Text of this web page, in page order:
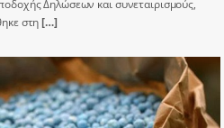
Δηλώσεων και συνεταιρισμούς,
στη[…]